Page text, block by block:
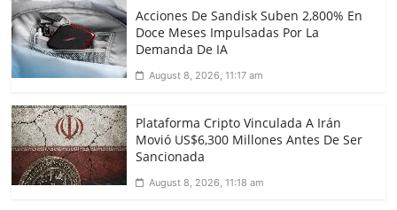
Acciones De Sandisk Suben 2,800% En
Doce Meses Impulsadas Por La
Demanda De IA
August 8, 2026, 11:17 am
Plataforma Cripto Vinculada A Irán
Movió US$6,300 Millones Antes De Ser
Sancionada
August 8, 2026, 11:18 am